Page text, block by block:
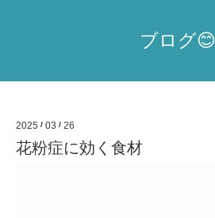
ブログ😊
2025 / 03 / 26
花粉症に効く食材